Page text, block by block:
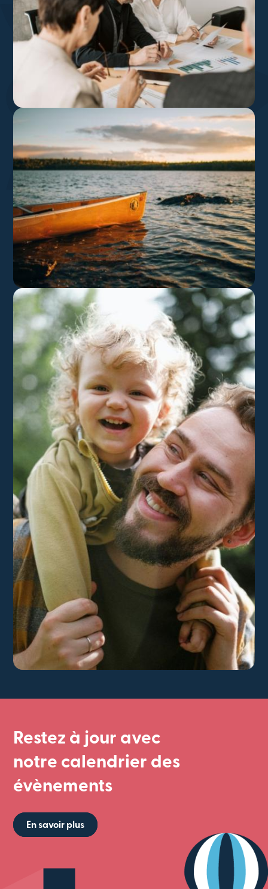
Restez à jour avec
notre calendrier des
évènements
En savoir plus